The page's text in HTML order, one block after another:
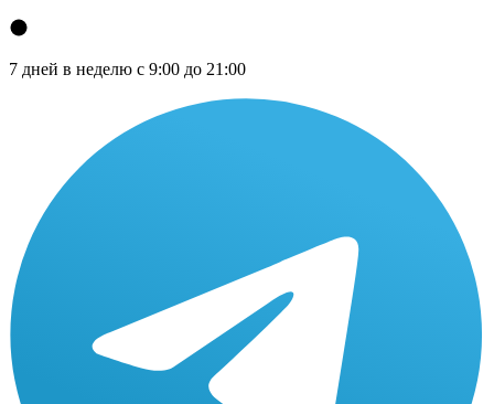
7 дней в неделю с 9:00 до 21:00